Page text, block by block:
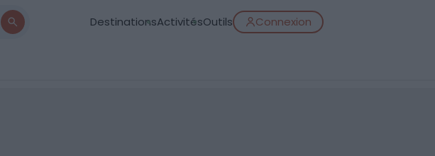
DestinationsActivitésOutils Connexion